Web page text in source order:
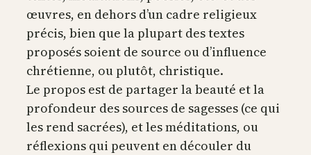
œuvres, en dehors d’un cadre religieux
précis, bien que la plupart des textes
proposés soient de source ou d’influence
chrétienne, ou plutôt, christique.
Le propos est de partager la beauté et la
profondeur des sources de sagesses (ce qui
les rend sacrées), et les méditations, ou
réflexions qui peuvent en découler du